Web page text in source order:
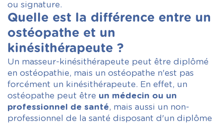
ou signature.
Quelle est la différence entre un
ostéopathe et un
kinésithérapeute ?
Un masseur-kinésithérapeute peut être diplômé
en ostéopathie, mais un ostéopathe n'est pas
forcément un kinésithérapeute. En effet, un
ostéopathe peut être un médecin ou un
professionnel de santé, mais aussi un non-
professionnel de la santé disposant d'un diplôme